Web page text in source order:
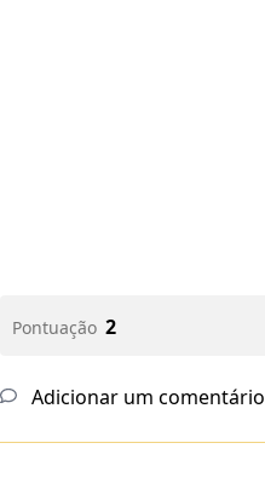
Pontuação 2
Adicionar um comentário